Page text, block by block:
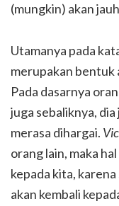
(mungkin) akan
Utamanya pada
merupakan bentuk
Pada dasarnya
juga sebaliknya,
merasa dihargai.
orang lain, maka
kepada kita,
akan kembali